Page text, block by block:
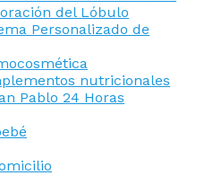
del Lóbulo
Personalizado de
nutricionales
Pablo 24 Horas